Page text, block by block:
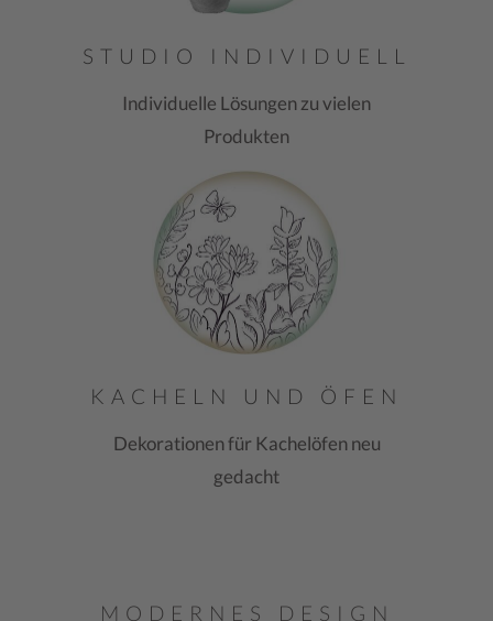
STUDIO INDIVIDUELL
Individuelle Lösungen zu vielen
Produkten
KACHELN UND ÖFEN
Dekorationen für Kachelöfen neu
gedacht
MODERNES DESIGN